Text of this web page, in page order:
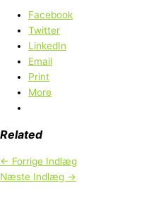
Facebook
Twitter
LinkedIn
Email
Print
More
Related
← Forrige Indlæg
Næste Indlæg →